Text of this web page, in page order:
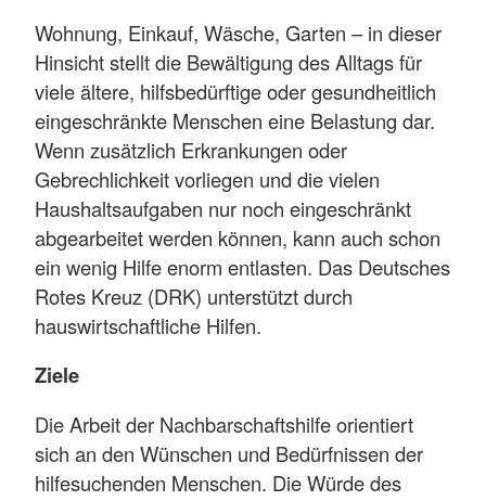
Wohnung, Einkauf, Wäsche, Garten – in dieser
Hinsicht stellt die Bewältigung des Alltags für
viele ältere, hilfsbedürftige oder gesundheitlich
eingeschränkte Menschen eine Belastung dar.
Wenn zusätzlich Erkrankungen oder
Gebrechlichkeit vorliegen und die vielen
Haushaltsaufgaben nur noch eingeschränkt
abgearbeitet werden können, kann auch schon
ein wenig Hilfe enorm entlasten. Das Deutsches
Rotes Kreuz (DRK) unterstützt durch
hauswirtschaftliche Hilfen.
Ziele
Die Arbeit der Nachbarschaftshilfe orientiert
sich an den Wünschen und Bedürfnissen der
hilfesuchenden Menschen. Die Würde des